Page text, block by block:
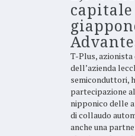
T-Plus,
dell’azienda
semiconduttori,
partecipazione
nipponico delle
di collaudo
anche una